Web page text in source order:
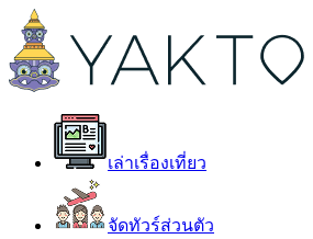
เล่าเรื่องเที่ยว
จัดทัวร์ส่วนตัว